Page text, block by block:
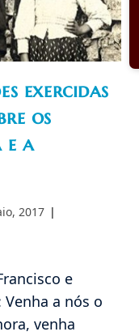
exercidas
os
e a
2017
e
Venha a nós o
venha